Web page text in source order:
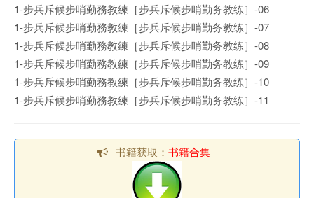
1-步兵斥候步哨勤務教練［步兵斥候步哨勤务教练］-06
1-步兵斥候步哨勤務教練［步兵斥候步哨勤务教练］-07
1-步兵斥候步哨勤務教練［步兵斥候步哨勤务教练］-08
1-步兵斥候步哨勤務教練［步兵斥候步哨勤务教练］-09
1-步兵斥候步哨勤務教練［步兵斥候步哨勤务教练］-10
1-步兵斥候步哨勤務教練［步兵斥候步哨勤务教练］-11
书籍获取： 书籍合集